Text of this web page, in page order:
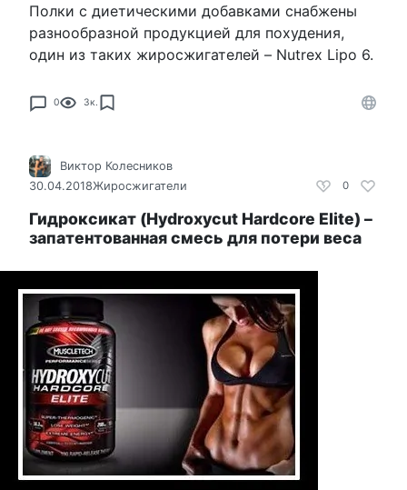
Полки с диетическими добавками снабжены
разнообразной продукцией для похудения,
один из таких жиросжигателей – Nutrex Lipo 6.
0 3к.
0
Виктор Колесников
30.04.2018Жиросжигатели
Гидроксикат (Hydroxycut Hardcore Elite) –
запатентованная смесь для потери веса